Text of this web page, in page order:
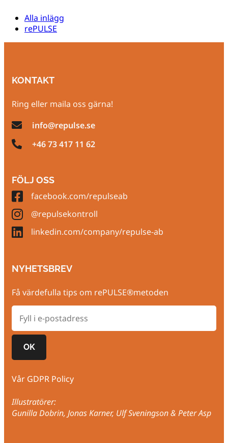
Alla inlägg
rePULSE
KONTAKT
Ring eller maila oss gärna!
info@repulse.se
+46 73 417 11 62
FÖLJ OSS
facebook.com/repulseab
@repulsekontroll
linkedin.com/company/repulse-ab
NYHETSBREV
Få värdefulla tips om rePULSE®metoden
OK
Vår GDPR Policy
Illustratörer:
Gunilla Dobrin, Jonas Karner, Ulf Sveningson & Peter Asp